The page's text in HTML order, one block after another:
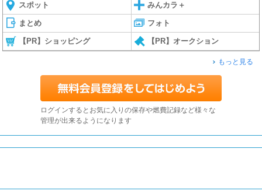
スポット みんカラ＋
まとめ フォト
【PR】ショッピング 【PR】オークション
もっと見る
ログインするとお気に入りの保存や燃費記録など様々な
管理が出来るようになります